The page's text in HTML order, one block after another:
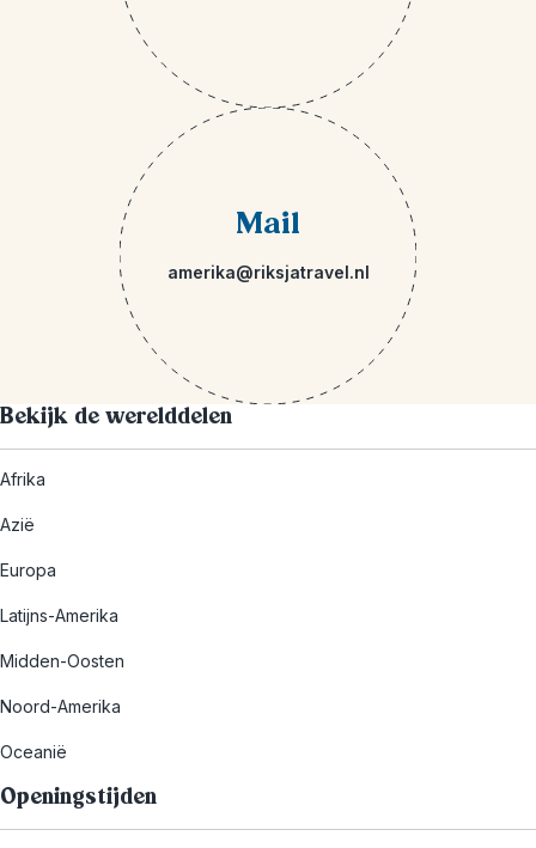
Mail
amerika@riksjatravel.nl
Bekijk de werelddelen
Afrika
Azië
Europa
Latijns-Amerika
Midden-Oosten
Noord-Amerika
Oceanië
Openingstijden